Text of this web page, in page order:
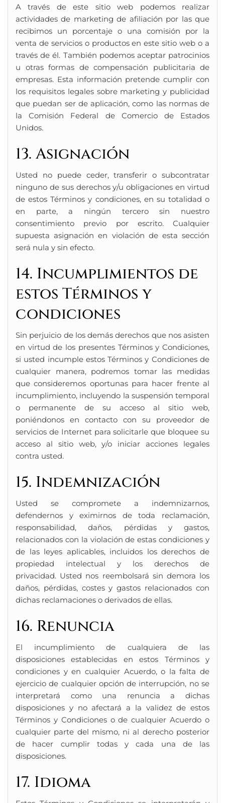
A través de este sitio web podemos realizar
actividades de marketing de afiliación por las que
recibimos un porcentaje o una comisión por la
venta de servicios o productos en este sitio web o a
través de él. También podemos aceptar patrocinios
u otras formas de compensación publicitaria de
empresas. Esta información pretende cumplir con
los requisitos legales sobre marketing y publicidad
que puedan ser de aplicación, como las normas de
la Comisión Federal de Comercio de Estados
Unidos.
13. Asignación
Usted no puede ceder, transferir o subcontratar
ninguno de sus derechos y/u obligaciones en virtud
de estos Términos y condiciones, en su totalidad o
en parte, a ningún tercero sin nuestro
consentimiento previo por escrito. Cualquier
supuesta asignación en violación de esta sección
será nula y sin efecto.
14. Incumplimientos de
estos Términos y
condiciones
Sin perjuicio de los demás derechos que nos asisten
en virtud de los presentes Términos y Condiciones,
si usted incumple estos Términos y Condiciones de
cualquier manera, podremos tomar las medidas
que consideremos oportunas para hacer frente al
incumplimiento, incluyendo la suspensión temporal
o permanente de su acceso al sitio web,
poniéndonos en contacto con su proveedor de
servicios de Internet para solicitarle que bloquee su
acceso al sitio web, y/o iniciar acciones legales
contra usted.
15. Indemnización
Usted se compromete a indemnizarnos,
defendernos y eximirnos de toda reclamación,
responsabilidad, daños, pérdidas y gastos,
relacionados con la violación de estas condiciones y
de las leyes aplicables, incluidos los derechos de
propiedad intelectual y los derechos de
privacidad. Usted nos reembolsará sin demora los
daños, pérdidas, costes y gastos relacionados con
dichas reclamaciones o derivados de ellas.
16. Renuncia
El incumplimiento de cualquiera de las
disposiciones establecidas en estos Términos y
condiciones y en cualquier Acuerdo, o la falta de
ejercicio de cualquier opción de interrupción, no se
interpretará como una renuncia a dichas
disposiciones y no afectará a la validez de estos
Términos y Condiciones o de cualquier Acuerdo o
cualquier parte del mismo, ni al derecho posterior
de hacer cumplir todas y cada una de las
disposiciones.
17. Idioma